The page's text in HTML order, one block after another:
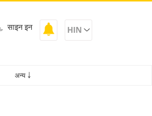
साइन इन HIN
अन्य ￬